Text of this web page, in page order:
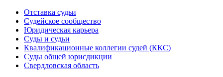
Отставка судьи
Судейское сообщество
Юридическая карьера
Суды и судьи
Квалификационные коллегии судей (ККС)
Суды общей юрисдикции
Свердловская область